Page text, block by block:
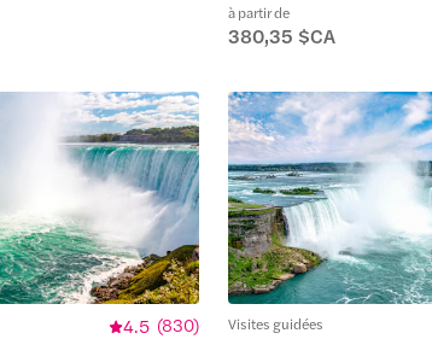
à partir de
380,35 $CA
4.5 (830) Visites guidées